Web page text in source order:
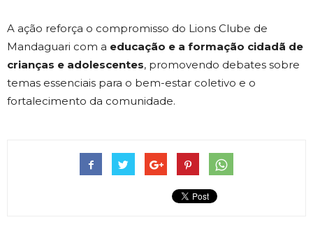
A ação reforça o compromisso do Lions Clube de
Mandaguari com a educação e a formação cidadã de
crianças e adolescentes, promovendo debates sobre
temas essenciais para o bem-estar coletivo e o
fortalecimento da comunidade.